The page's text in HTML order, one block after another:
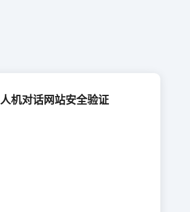
人机对话网站安全验证